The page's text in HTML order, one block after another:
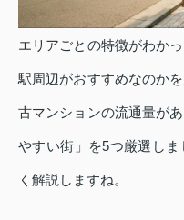
エリアごとの特徴がわか
駅周辺がおすすめなのか
古マンションの流通量が
やすい街」を5つ厳選し
く解説しますね。